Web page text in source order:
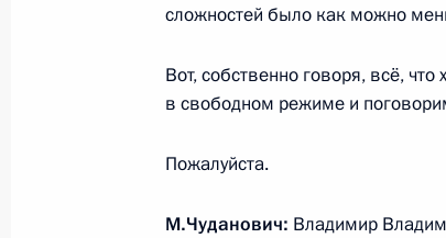
21 декабря 2023 года, 14:30
20 декабря 2023 года, среда
Заседание Совета
сложностей было как можно
Вот, собственно говоря, всё,
в свободном режиме и
Пожалуйста.
М.Чуданович: Владимир